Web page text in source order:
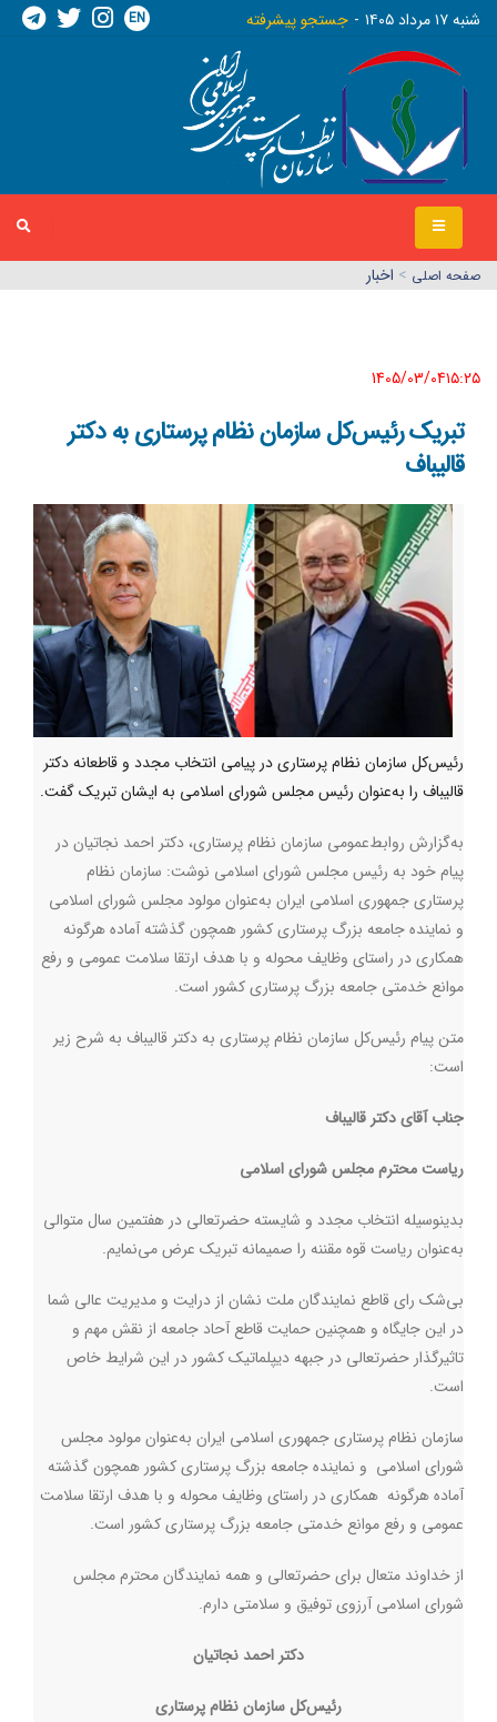
شنبه ١٧ مرداد ١٤٠٥ جستجو پیشرفته EN
صفحه اصلي > اخبار
1405/03/04١٥:٢٥
تبریک رئیس‌کل سازمان نظام پرستاری به دکتر
قالیباف
رئیس‌کل سازمان نظام پرستاری در پیامی انتخاب مجدد و قاطعانه دکتر
قالیباف را به‌عنوان رئیس مجلس شورای اسلامی به ایشان تبریک گفت.‌
به‌گزارش روابط‌عمومی سازمان نظام پرستاری، دکتر احمد نجاتیان در
پیام خود به رئیس مجلس شورای اسلامی نوشت: سازمان نظام
پرستاری جمهوری اسلامی ایران به‌عنوان مولود مجلس شورای اسلامی
و نماینده جامعه بزرگ پرستاری کشور همچون گذشته آماده هرگونه
همکاری در راستای وظایف محوله و با هدف ارتقا سلامت عمومی و رفع
موانع خدمتی جامعه بزرگ پرستاری کشور است.
متن پیام رئیس‌کل سازمان نظام پرستاری به دکتر قالیباف به شرح زیر
است:
جناب آقای دکتر قالیباف
ریاست محترم مجلس شورای اسلامی
بدینوسیله انتخاب مجدد و شایسته حضرتعالی در هفتمین سال متوالی
به‌عنوان ریاست قوه مقننه را صمیمانه تبریک عرض می‌نمایم.
بی‌شک رای قاطع نمایندگان ملت نشان از درایت و مدیریت عالی شما
در این جایگاه و همچنین حمایت قاطع آحاد جامعه از نقش مهم و
تاثیرگذار حضرتعالی در جبهه دیپلماتیک کشور در این شرایط خاص
است.
سازمان نظام پرستاری جمهوری اسلامی ایران به‌عنوان مولود مجلس
شورای اسلامی و نماینده جامعه بزرگ پرستاری کشور همچون گذشته
آماده هرگونه همکاری در راستای وظایف محوله و با هدف ارتقا سلامت
عمومی و رفع موانع خدمتی جامعه بزرگ پرستاری کشور است.
از خداوند متعال برای حضرتعالی و همه نمایندگان محترم مجلس
شورای اسلامی آرزوی توفیق و سلامتی دارم.
دکتر احمد نجاتیان
رئیس‌کل سازمان نظام پرستاری